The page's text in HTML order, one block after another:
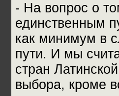
- На вопрос о
единственным
как минимум в
пути. И мы
стран
выбора, кроме